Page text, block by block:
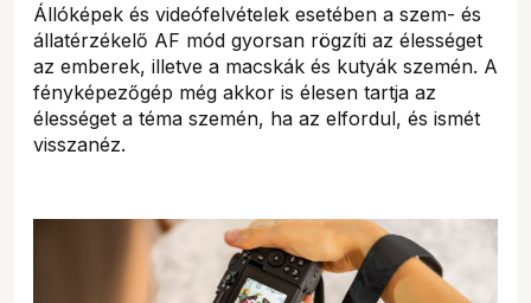
Állóképek és videófelvételek esetében a szem- és
állatérzékelő AF mód gyorsan rögzíti az élességet
az emberek, illetve a macskák és kutyák szemén. A
fényképezőgép még akkor is élesen tartja az
élességet a téma szemén, ha az elfordul, és ismét
visszanéz.